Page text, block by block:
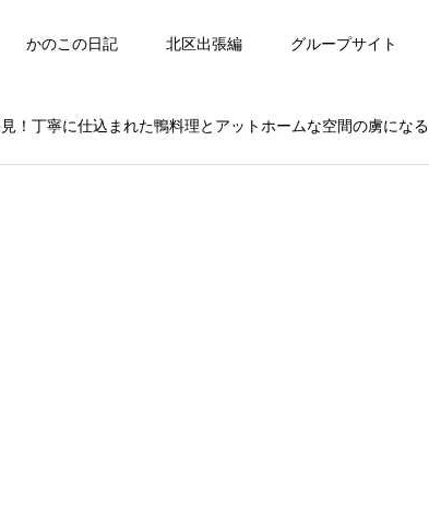
かのこの日記 北区出張編 グループサイト
！丁寧に仕込まれた鴨料理とアットホームな空間の虜になる